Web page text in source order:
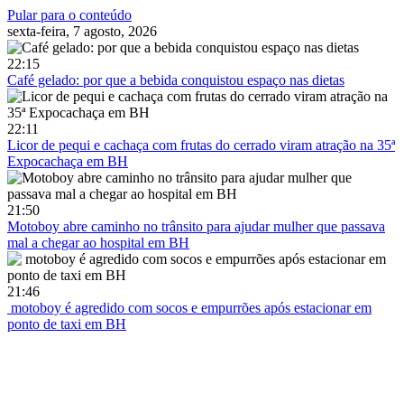
Pular para o conteúdo
sexta-feira, 7 agosto, 2026
22:15
Café gelado: por que a bebida conquistou espaço nas dietas
22:11
Licor de pequi e cachaça com frutas do cerrado viram atração na 35ª
Expocachaça em BH
21:50
Motoboy abre caminho no trânsito para ajudar mulher que passava
mal a chegar ao hospital em BH
21:46
motoboy é agredido com socos e empurrões após estacionar em
ponto de taxi em BH